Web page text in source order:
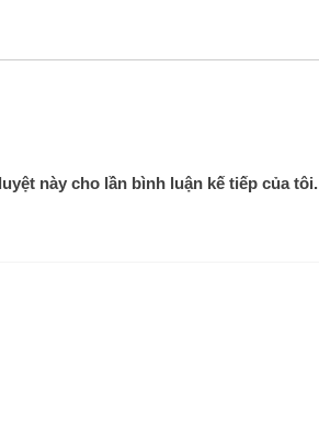
này cho lần bình luận kế tiếp của tôi.